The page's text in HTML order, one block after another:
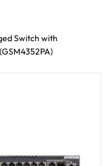
Switch with